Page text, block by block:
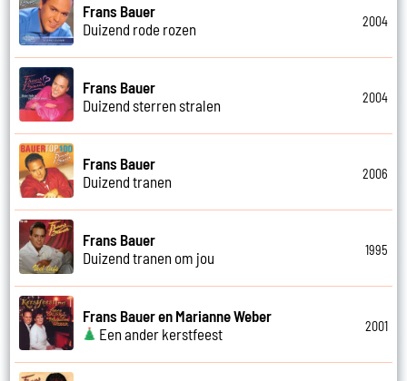
Frans Bauer
Duizend rode rozen
2004
Frans Bauer
Duizend sterren stralen
2004
Frans Bauer
Duizend tranen
2006
Frans Bauer
Duizend tranen om jou
1995
Frans Bauer en Marianne Weber
Een ander kerstfeest
2001